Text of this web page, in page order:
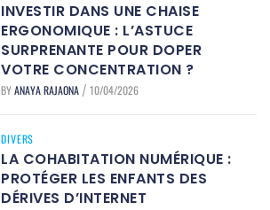
INVESTIR DANS UNE CHAISE
ERGONOMIQUE : L’ASTUCE
SURPRENANTE POUR DOPER
VOTRE CONCENTRATION ?
BYANAYA RAJAONA / 10/04/2026
DIVERS
LA COHABITATION NUMÉRIQUE :
PROTÉGER LES ENFANTS DES
DÉRIVES D’INTERNET